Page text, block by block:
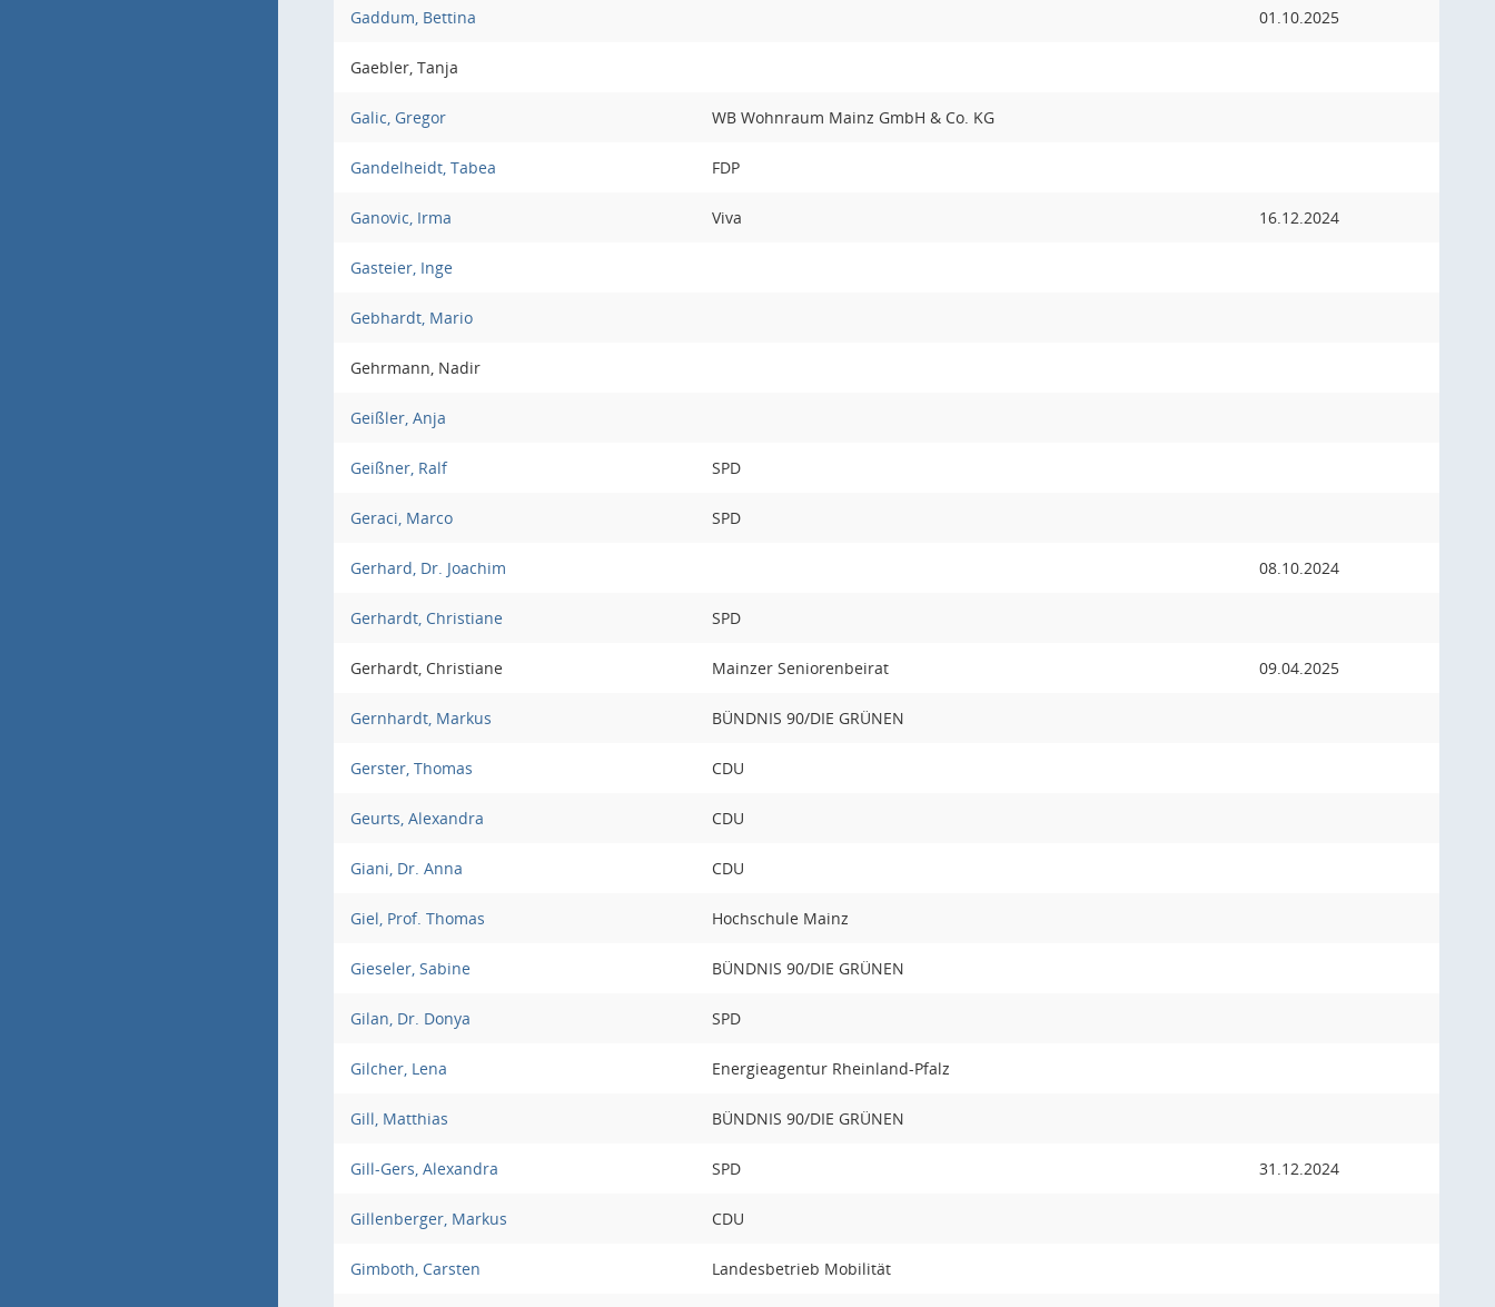
Gaddum, Bettina 01.10.2025
Gaebler, Tanja
Galic, Gregor WB Wohnraum Mainz GmbH & Co. KG
Gandelheidt, Tabea FDP
Ganovic, Irma Viva 16.12.2024
Gasteier, Inge
Gebhardt, Mario
Gehrmann, Nadir
Geißler, Anja
Geißner, Ralf SPD
Geraci, Marco SPD
Gerhard, Dr. Joachim 08.10.2024
Gerhardt, Christiane SPD
Gerhardt, Christiane Mainzer Seniorenbeirat 09.04.2025
Gernhardt, Markus BÜNDNIS 90/DIE GRÜNEN
Gerster, Thomas CDU
Geurts, Alexandra CDU
Giani, Dr. Anna CDU
Giel, Prof. Thomas Hochschule Mainz
Gieseler, Sabine BÜNDNIS 90/DIE GRÜNEN
Gilan, Dr. Donya SPD
Gilcher, Lena Energieagentur Rheinland-Pfalz
Gill, Matthias BÜNDNIS 90/DIE GRÜNEN
Gill-Gers, Alexandra SPD 31.12.2024
Gillenberger, Markus CDU
Gimboth, Carsten Landesbetrieb Mobilität